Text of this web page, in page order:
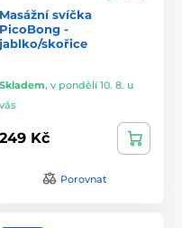
Masážní svíčka
PicoBong -
jablko/skořice
Skladem, v pondělí 10. 8. u
vás
249 Kč
Porovnat